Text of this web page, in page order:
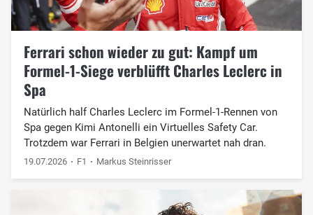
Ferrari schon wieder zu gut: Kampf um
Formel-1-Siege verblüfft Charles Leclerc in
Spa
Natürlich half Charles Leclerc im Formel-1-Rennen von
Spa gegen Kimi Antonelli ein Virtuelles Safety Car.
Trotzdem war Ferrari in Belgien unerwartet nah dran.
19.07.2026 F1 Markus Steinrisser